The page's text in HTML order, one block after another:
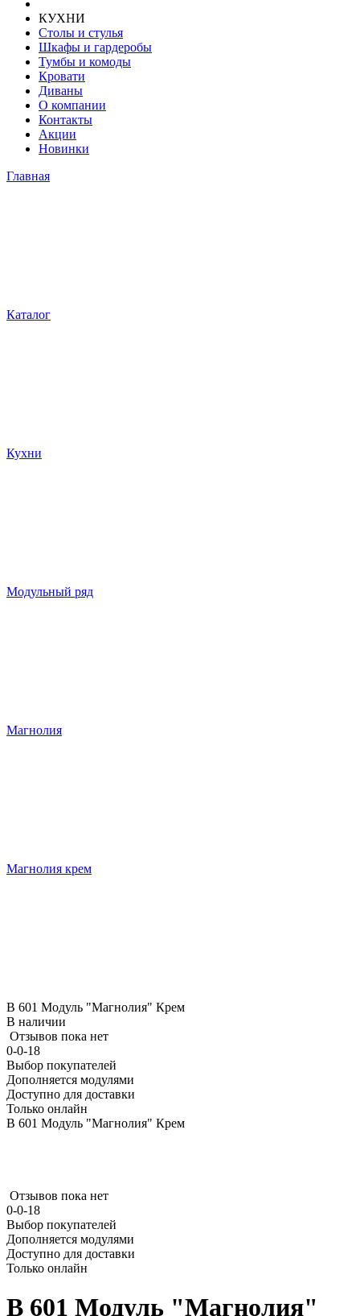
КУХНИ
Столы и стулья
Шкафы и гардеробы
Тумбы и комоды
Кровати
Диваны
О компании
Контакты
Акции
Новинки
Главная
Каталог
Кухни
Модульный ряд
Магнолия
Магнолия крем
В 601 Модуль "Магнолия" Крем
В наличии
Отзывов пока нет
0-0-18
Выбор покупателей
Дополняется модулями
Доступно для доставки
Только онлайн
В 601 Модуль "Магнолия" Крем
Отзывов пока нет
0-0-18
Выбор покупателей
Дополняется модулями
Доступно для доставки
Только онлайн
В 601 Модуль "Магнолия"